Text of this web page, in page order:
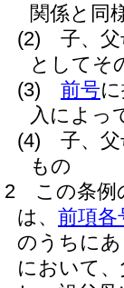
関係と同
(2)
子、
としてそ
(3)
前号
入によっ
(4)
子、
もの
2
この条例
は、 前項各
のうちに
において